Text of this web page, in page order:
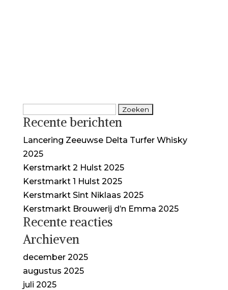
Recente berichten
Lancering Zeeuwse Delta Turfer Whisky
2025
Kerstmarkt 2 Hulst 2025
Kerstmarkt 1 Hulst 2025
Kerstmarkt Sint Niklaas 2025
Kerstmarkt Brouwerij d’n Emma 2025
Recente reacties
Archieven
december 2025
augustus 2025
juli 2025